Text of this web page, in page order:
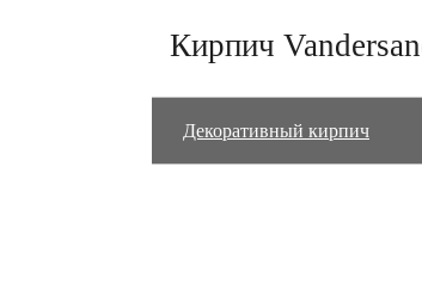
Кирпич
Декоративный кирпич